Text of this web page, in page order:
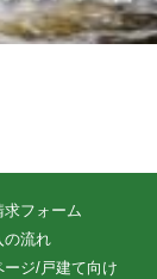
求フォーム
の流れ
ージ/戸建て向け